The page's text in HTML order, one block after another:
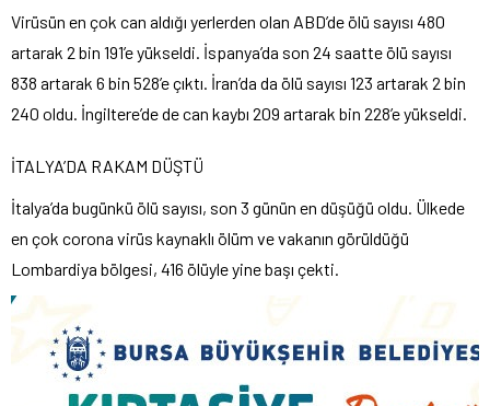
Virüsün en çok can aldığı yerlerden olan ABD’de ölü sayısı 480
artarak 2 bin 191’e yükseldi. İspanya’da son 24 saatte ölü sayısı
838 artarak 6 bin 528’e çıktı. İran’da da ölü sayısı 123 artarak 2 bin
240 oldu. İngiltere’de de can kaybı 209 artarak bin 228’e yükseldi.
İTALYA’DA RAKAM DÜŞTÜ
İtalya’da bugünkü ölü sayısı, son 3 günün en düşüğü oldu. Ülkede
en çok corona virüs kaynaklı ölüm ve vakanın görüldüğü
Lombardiya bölgesi, 416 ölüyle yine başı çekti.